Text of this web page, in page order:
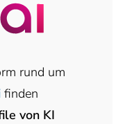
rund um
finden
von KI